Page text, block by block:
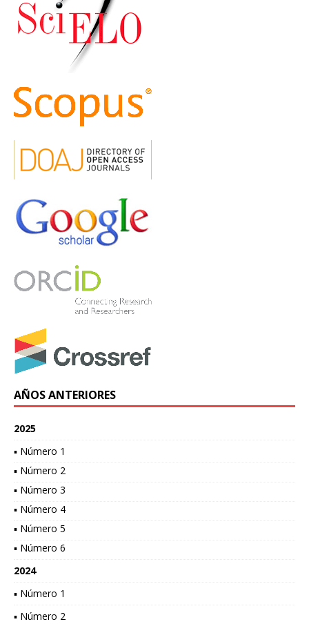
AÑOS ANTERIORES
2025
▪ Número 1
▪ Número 2
▪ Número 3
▪ Número 4
▪ Número 5
▪ Número 6
2024
▪ Número 1
▪ Número 2